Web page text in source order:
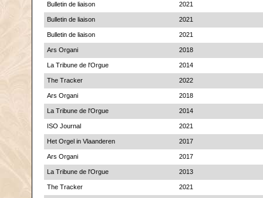
Bulletin de liaison 2021
Bulletin de liaison 2021
Bulletin de liaison 2021
Ars Organi 2018
La Tribune de l'Orgue 2014
The Tracker 2022
Ars Organi 2018
La Tribune de l'Orgue 2014
ISO Journal 2021
Het Orgel in Vlaanderen 2017
Ars Organi 2017
La Tribune de l'Orgue 2013
The Tracker 2021